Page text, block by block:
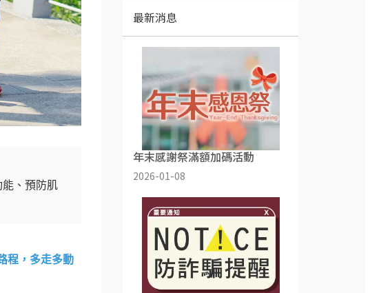
、預防肌
程，多走多動
最新消息
年末感謝祭滿額加碼活動
2026-01-08